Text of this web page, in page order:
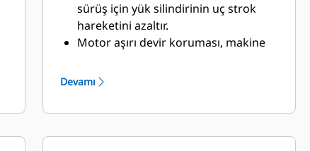
sürüş için yük silindirinin uç strok
hareketini azaltır.
Motor aşırı devir koruması, makine
müdahalesi olmadan otomatik
kelebeği komutunu iptal ederek ve
Devamı